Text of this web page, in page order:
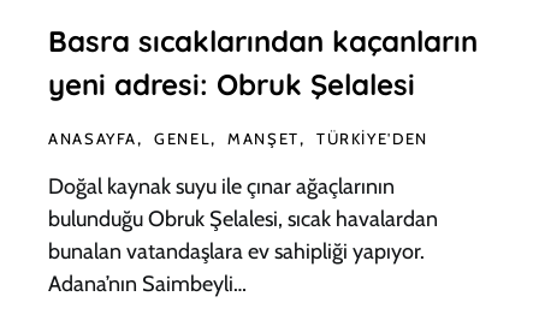
Basra sıcaklarından kaçanların
yeni adresi: Obruk Şelalesi
ANASAYFA GENEL MANŞET TÜRKIYE'DEN
Doğal kaynak suyu ile çınar ağaçlarının
bulunduğu Obruk Şelalesi, sıcak havalardan
bunalan vatandaşlara ev sahipliği yapıyor.
Adana’nın Saimbeyli…